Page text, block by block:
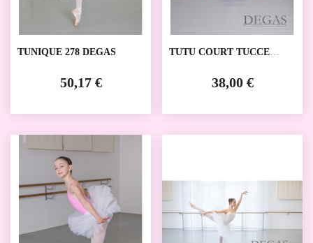
TUNIQUE 278 DEGAS
50,17 €
TUTU COURT TUCCE
38,00 €